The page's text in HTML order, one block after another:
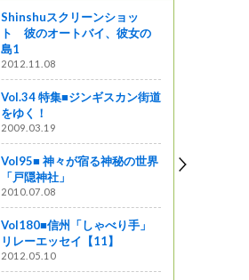
Shinshuスクリーンショッ
ト 彼のオートバイ、彼女の
島1
2012.11.08
Vol.34 特集■ジンギスカン街道
をゆく！
2009.03.19
Vol95■ 神々が宿る神秘の世界
「戸隠神社」
2010.07.08
Vol180■信州「しゃべり手」
リレーエッセイ【11】
2012.05.10